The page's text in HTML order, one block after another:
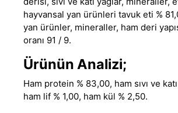
hayvansal yan ürünleri tavuk eti %
yan ürünler, mineraller, ham deri
oranı 91 / 9.
Ürünün Analizi;
Ham protein % 83,00, ham sıvı ve
ham lif % 1,00, ham kül % 2,50.